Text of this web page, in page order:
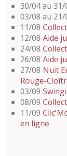
30/04 au 31/
03/08 au 21/
11/08
12/08 Aide
24/08
26/08 Aide
27/08 Nuit
Rouge-
03/09
08/09
11/09
en ligne